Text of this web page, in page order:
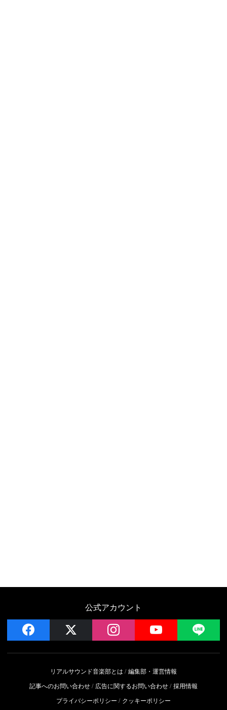
公式アカウント
facebook instagram YouTube
リアルサウンド音楽部とは
編集部・運営情報
記事へのお問い合わせ
広告に関するお問い合わせ 採用情報
プライバシーポリシー
クッキーポリシー